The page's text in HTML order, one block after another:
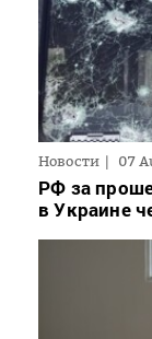
Новости 07
РФ за
в Украине